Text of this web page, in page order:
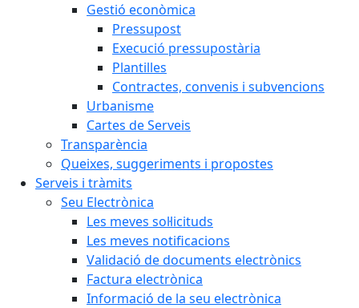
Gestió econòmica
Pressupost
Execució pressupostària
Plantilles
Contractes, convenis i subvencions
Urbanisme
Cartes de Serveis
Transparència
Queixes, suggeriments i propostes
Serveis i tràmits
Seu Electrònica
Les meves sol·licituds
Les meves notificacions
Validació de documents electrònics
Factura electrònica
Informació de la seu electrònica